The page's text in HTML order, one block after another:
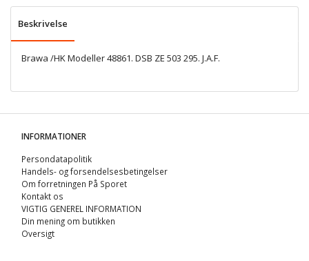
Beskrivelse
Brawa /HK Modeller 48861. DSB ZE 503 295. J.A.F.
INFORMATIONER
Persondatapolitik
Handels- og forsendelsesbetingelser
Om forretningen På Sporet
Kontakt os
VIGTIG GENEREL INFORMATION
Din mening om butikken
Oversigt